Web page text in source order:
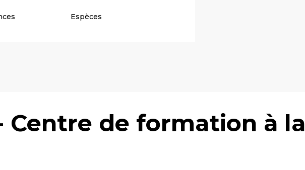
Espèces
Centre de formation à la